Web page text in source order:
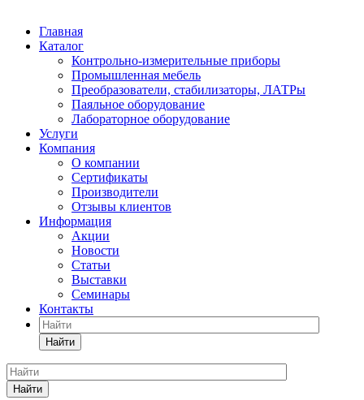
Главная
Каталог
Контрольно-измерительные приборы
Промышленная мебель
Преобразователи, стабилизаторы, ЛАТРы
Паяльное оборудование
Лабораторное оборудование
Услуги
Компания
О компании
Сертификаты
Производители
Отзывы клиентов
Информация
Акции
Новости
Статьи
Выставки
Семинары
Контакты
Найти
Найти